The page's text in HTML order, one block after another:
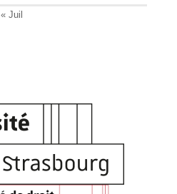
« Juil